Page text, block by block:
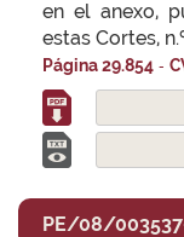
en el anexo,
estas Cortes,
Página 29.854 -
PE/08/